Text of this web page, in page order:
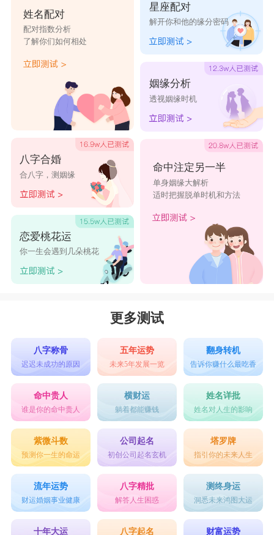
姓名配对
配对指数分析
了解你们如何相处
八字合婚
合八字，测姻缘
恋爱桃花运
你一生会遇到几朵桃花
星座配对
解开你和他的缘分密码
姻缘分析
透视姻缘时机
命中注定另一半
单身姻缘大解析
适时把握脱单时机和方法
更多测试
八字称骨
迟迟未成功的原因
五年运势
未来5年发展一览
翻身转机
告诉你赚什么最吃香
命中贵人
谁是你的命中贵人
横财运
躺着都能赚钱
姓名详批
姓名对人生的影响
紫微斗数
预测你一生的命运
公司起名
初创公司起名玄机
塔罗牌
指引你的未来人生
流年运势
财运婚姻事业健康
八字精批
解答人生困惑
测终身运
洞悉未来鸿图大运
十年大运 八字起名 财富运势